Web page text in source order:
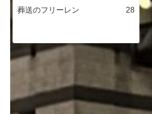
葬送のフリーレン 28